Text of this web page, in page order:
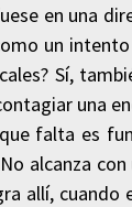
en una
un
Sí,
una
falta es
alcanza
allí, cuando